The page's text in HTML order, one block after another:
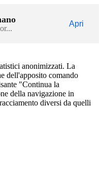
Apri
anonimizzati. La
dell'apposito comando
"Continua la
della navigazione in
diversi da quelli